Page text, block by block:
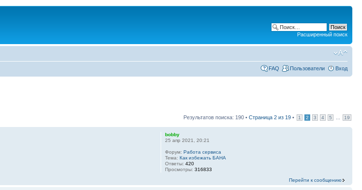
Расширенный поиск
FAQ Пользователи Вход
Результатов поиска: 190 • Страница 2 из 19 • 1 2 3 4 5 19
bobby
25 апр 2021, 20:21
Форум: Работа сервиса
Тема: Как избежать БАНА
Ответы: 420
Просмотры: 316833
Перейти к сообщению